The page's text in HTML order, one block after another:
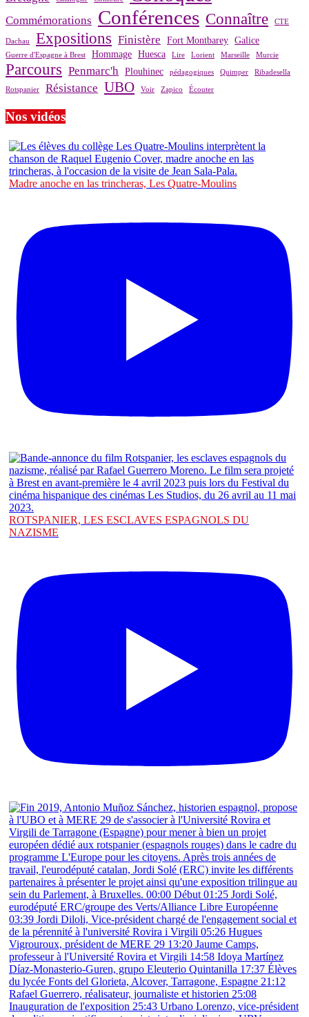
Commémorations Conférences Connaître CTE
Dachau Expositions Finistère Fort Montbarey Galice
Guerre d'Espagne à Brest Hommage Huesca Lire Lorient Marseille Murcie
Parcours Penmarc'h Plouhinec pédagogiques Quimper Ribadesella
Rotspanier Résistance UBO Voir Zapico Écouter
Nos vidéos
Madre anoche en las trincheras, Les Quatre-Moulins
ROTSPANIER, LES ESCLAVES ESPAGNOLS DU
NAZISME